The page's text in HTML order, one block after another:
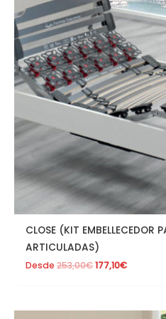
CLOSE (KIT EMBELLECEDOR
ARTICULADAS)
Desde 253,00€177,10€
El El